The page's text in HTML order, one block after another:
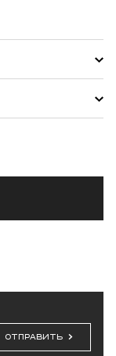
ОТПРАВИТЬ